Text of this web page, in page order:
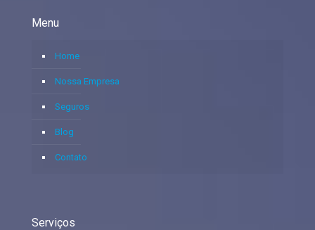
Menu
Home
Nossa Empresa
Seguros
Blog
Contato
Serviços